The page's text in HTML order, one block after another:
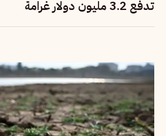
تدفع 3.2 مليون دولار غرامة